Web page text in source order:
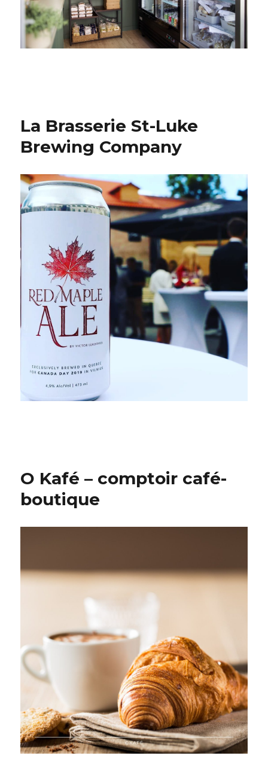
La Brasserie St-Luke
Brewing Company
O Kafé – comptoir café-
boutique